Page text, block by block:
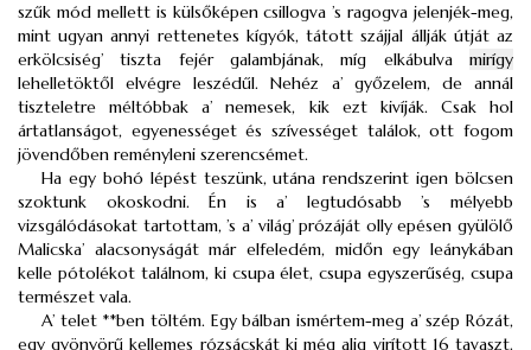
szűk mód mellett is külsőképen csillogva ’s ragogva jelenjék-meg,
mint ugyan annyi rettenetes kígyók, tátott szájjal állják útját az
erkölcsiség’ tiszta fejér galambjának, míg elkábulva mirígy
lehelletöktől elvégre leszédűl. Nehéz a’ győzelem, de annál
tiszteletre méltóbbak a’ nemesek, kik ezt kivíják. Csak hol
ártatlanságot, egyenességet és szívességet találok, ott fogom
jövendőben reményleni szerencsémet.
Ha egy bohó lépést teszünk, utána rendszerint igen bölcsen
szoktunk okoskodni. Én is a’ legtudósabb ’s mélyebb
vizsgálódásokat tartottam, ’s a’ világ’ prózáját olly epésen gyülölő
Malicska’ alacsonyságát már elfeledém, midőn egy leánykában
kelle pótolékot találnom, ki csupa élet, csupa egyszerűség, csupa
természet vala.
A’ telet **ben töltém. Egy bálban ismértem-meg a’ szép Rózát,
egy gyönyörű kellemes rózsácskát ki még alig virított 16 tavaszt.